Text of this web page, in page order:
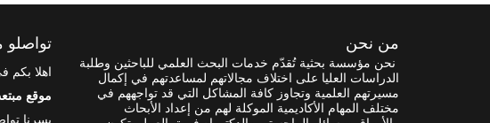
من نحن
نحن مؤسسة بحثية تُقدّم خدمات البحث العلمي للباحثين وطلبة
الدراسات العليا على اختلاف مجالاتهم لمساعدتهم في إكمال
مسيرتهم العلمية وتجاوز كافة المشاكل التي قد تواجههم في
مختلف المهام الأكاديمية الموكلة لهم من إعداد الأبحاث
تواصلو
اهلا بكم
موقع
يسرنا